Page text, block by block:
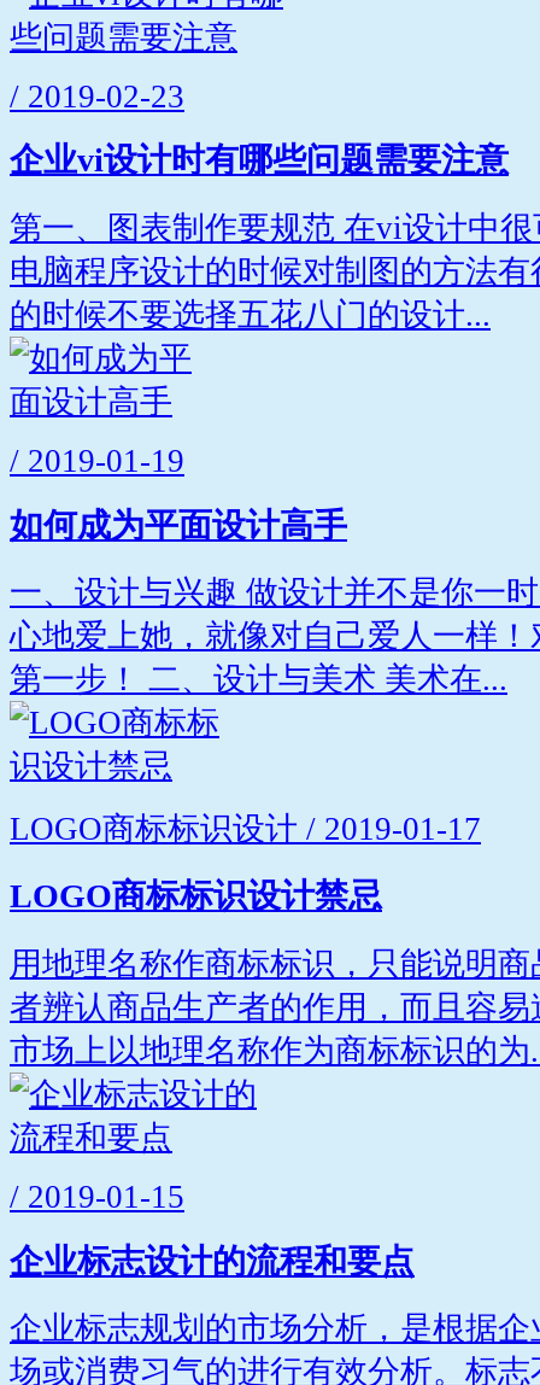
/ 2019-02-23
企业vi设计时有哪些问题需要注意
第一、图表制作要规范 在vi设计中
电脑程序设计的时候对制图的方法
的时候不要选择五花八门的设计...
/ 2019-01-19
如何成为平面设计高手
一、设计与兴趣 做设计并不是你一
心地爱上她，就像对自己爱人一样
第一步！ 二、设计与美术 美术在...
LOGO商标标识设计 / 2019-01-17
LOGO商标标识设计禁忌
用地理名称作商标标识，只能说明
者辨认商品生产者的作用，而且容
市场上以地理名称作为商标标识的为
/ 2019-01-15
企业标志设计的流程和要点
企业标志规划的市场分析，是根据
场或消费习气的进行有效分析。标